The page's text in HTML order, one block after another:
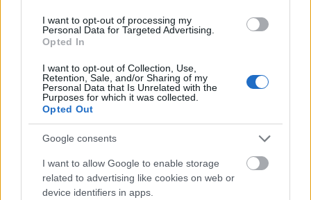
I want to opt-out of processing my
Personal Data for Targeted Advertising.
Opted In
I want to opt-out of Collection, Use,
Retention, Sale, and/or Sharing of my
Personal Data that Is Unrelated with the
Purposes for which it was collected.
Opted Out
Google consents
I want to allow Google to enable storage
related to advertising like cookies on web or
device identifiers in apps.